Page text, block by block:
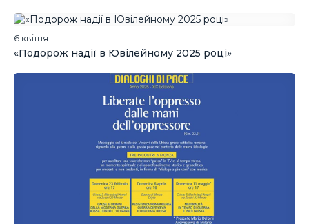
6 квітня
«Подорож надії в Ювілейному 2025 році»